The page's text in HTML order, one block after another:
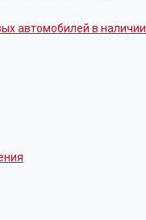
автомобилей в наличии